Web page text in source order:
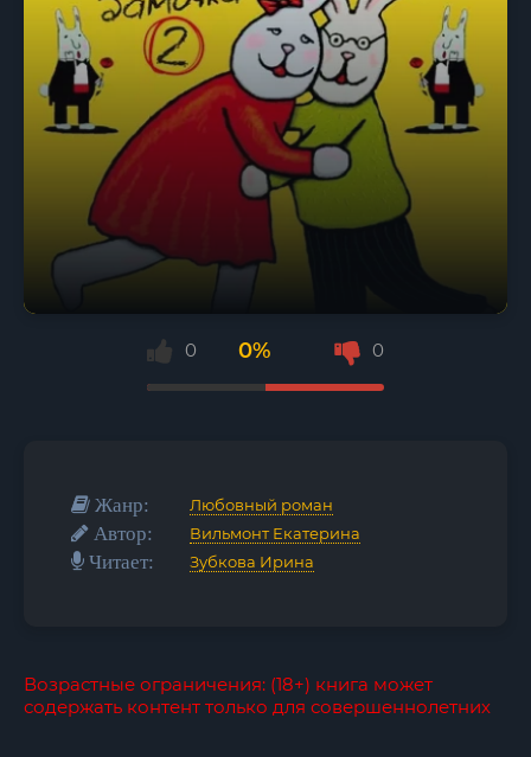
0 0% 0
Жанр: Любовный роман
Автор: Вильмонт Екатерина
Читает: Зубкова Ирина
Возрастные ограничения: (18+) книга может
содержать контент только для совершеннолетних